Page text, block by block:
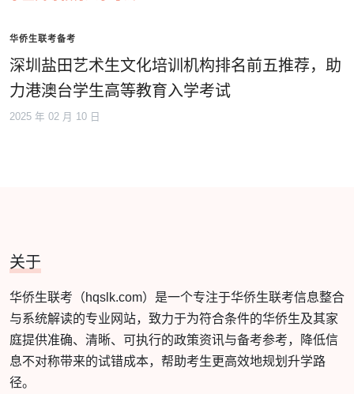
华侨生联考备考
深圳盐田艺术生文化培训机构排名前五推荐，助
力港澳台学生高等教育入学考试
2025 年 02 月 10 日
关于
华侨生联考（hqslk.com）是一个专注于华侨生联考信息整合
与系统解读的专业网站，致力于为符合条件的华侨生及其家
庭提供准确、清晰、可执行的政策资讯与备考参考，降低信
息不对称带来的试错成本，帮助考生更高效地规划升学路
径。